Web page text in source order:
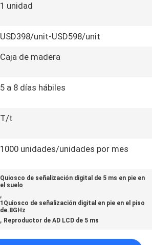
1 unidad
USD398/unit-USD598/unit
Caja de madera
5 a 8 días hábiles
T/t
1000 unidades/unidades por mes
Quiosco de señalización digital de 5 ms en pie en
el suelo
,
1Quiosco de señalización digital en pie en el piso
de.8GHz
, Reproductor de AD LCD de 5 ms